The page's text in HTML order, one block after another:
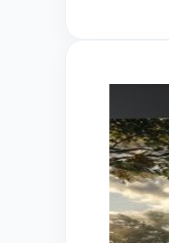
Smart
Meter
&